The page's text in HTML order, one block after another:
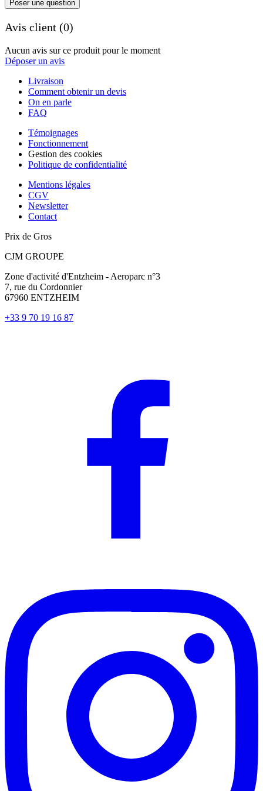
Poser une question
Avis client (0)
Aucun avis sur ce produit pour le moment
Déposer un avis
Livraison
Comment obtenir un devis
On en parle
FAQ
Témoignages
Fonctionnement
Gestion des cookies
Politique de confidentialité
Mentions légales
CGV
Newsletter
Contact
Prix de Gros
CJM GROUPE
Zone d'activité d'Entzheim - Aeroparc n°3
7, rue du Cordonnier
67960 ENTZHEIM
+33 9 70 19 16 87